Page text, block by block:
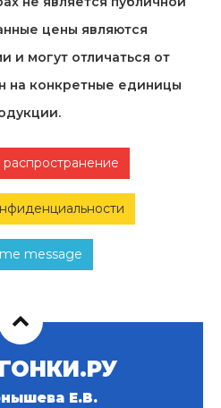
цены являются
и могут отличаться от
на конкретные единицы
message
Е.В.